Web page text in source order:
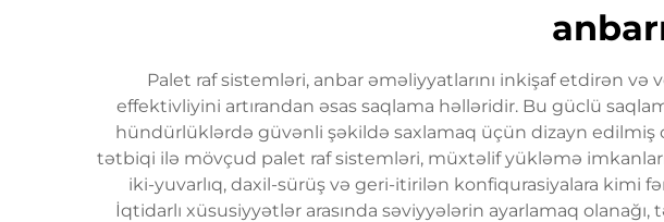
Palet raf sistemləri, anbar əməliyyatlarını inkişaf etdirən
effektivliyini artırandan əsas saqlama həlləridir. Bu güclü
hündürlüklərdə güvənli şəkildə saxlamaq üçün dizayn
tətbiqi ilə mövçud palet raf sistemləri, müxtəlif yükləmə
iki-yuvarlıq, daxil-sürüş və geri-itirilən konfiqurasiyalara kimi
İqtidarlı xüsusiyyətlər arasında səviyyələrin ayarlamaq